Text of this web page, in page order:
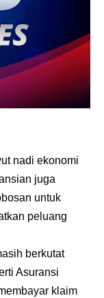
nadi ekonomi
juga
untuk
peluang
berkutat
Asuransi
klaim